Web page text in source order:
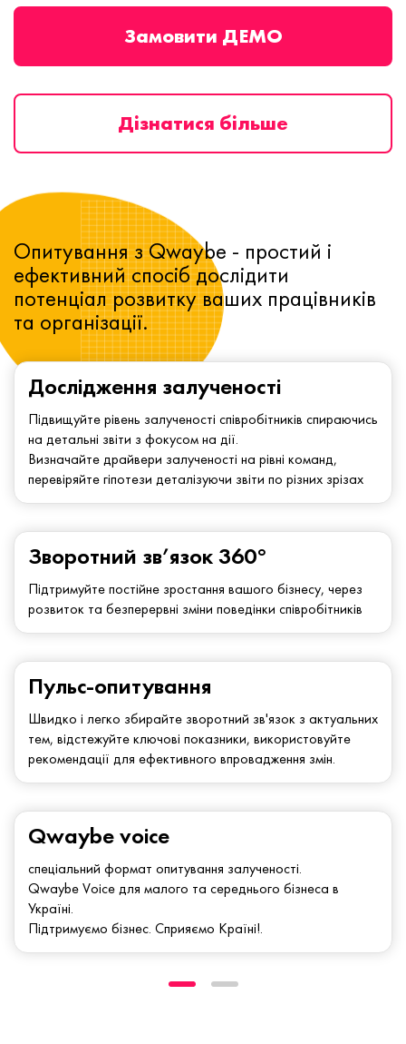
Замовити ДЕМО
Дізнатися більше
Дослідження залученості
Підвищуйте рівень залученості співробітників спираючись
на детальні звіти з фокусом на дії.
Визначайте драйвери залученості на рівні команд,
перевіряйте гіпотези деталізуючи звіти по різних зрізах
Зворотний зв’язок 360°
Підтримуйте постійне зростання вашого бізнесу, через
розвиток та безперервні зміни поведінки співробітників
Опитування з Qwaybe - простий і
ефективний спосіб дослідити
потенціал розвитку ваших працівників
та організації.
Qwaybe voice
спеціальний формат опитування залученості.
Qwaybe Voice для малого та середнього бізнеса в
Україні.
Підтримуємо бізнес. Сприяємо Країні!.
Пульс-опитування
Швидко і легко збирайте зворотний зв'язок з актуальних
тем, відстежуйте ключові показники, використовуйте
рекомендації для ефективного впровадження змін.